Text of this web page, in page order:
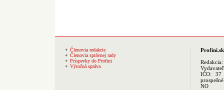
Členovia redakcie
Členovia správnej rady
Príspevky do Profini
Výročná správa
Profini.sk
Redakcia:
IČO: 37
NO